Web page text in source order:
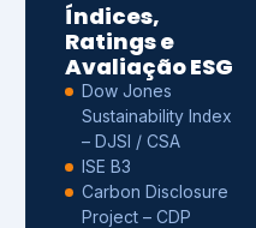
Índices,
Ratings e
Avaliação ESG
Dow Jones
Sustainability Index
– DJSI / CSA
ISE B3
Carbon Disclosure
Project – CDP